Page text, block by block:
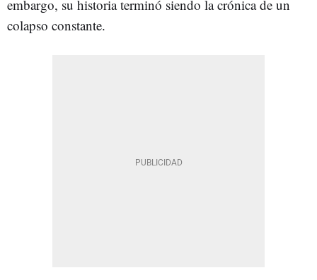
embargo, su historia terminó siendo la crónica de un
colapso constante.